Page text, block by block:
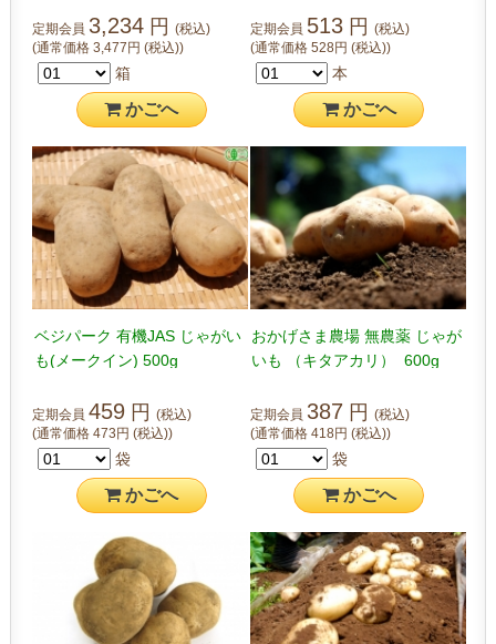
定期会員 3,234 円(税込)
(通常価格3,477 円(税込))
箱
かごへ
定期会員 513 円 (税込)
(通常価格 528円 (税込))
本
かごへ
ベジパーク 有機JAS じゃがい
も(メークイン) 500g
定期会員 459 円(税込)
(通常価格473 円(税込))
袋
かごへ
おかげさま農場 無農薬 じゃが
いも （キタアカリ） 600g
定期会員 387 円 (税込)
(通常価格 418円 (税込))
袋
かごへ